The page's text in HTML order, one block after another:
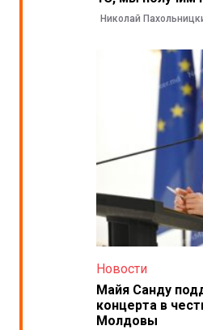
Николай
Новости
Майя Санду
концерта в
Молдовы